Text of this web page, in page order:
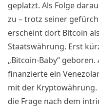
geplatzt. Als Folge
zu – trotz seiner
erscheint dort Bitcoin
Staatswährung. Erst
„Bitcoin-Baby“ geboren.
finanzierte ein
mit der
die Frage nach dem